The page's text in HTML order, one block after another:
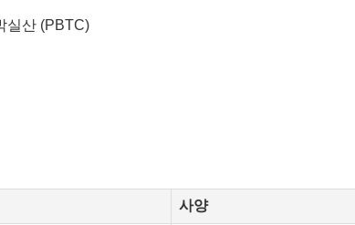
실산 (PBTC)
사양